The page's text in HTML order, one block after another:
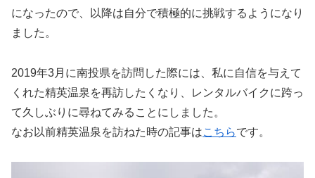
になったので、以降は自分で積極的に挑戦するようになり
ました。
2019年3月に南投県を訪問した際には、私に自信を与えて
くれた精英温泉を再訪したくなり、レンタルバイクに跨っ
て久しぶりに尋ねてみることにしました。
なお以前精英温泉を訪ねた時の記事はこちらです。